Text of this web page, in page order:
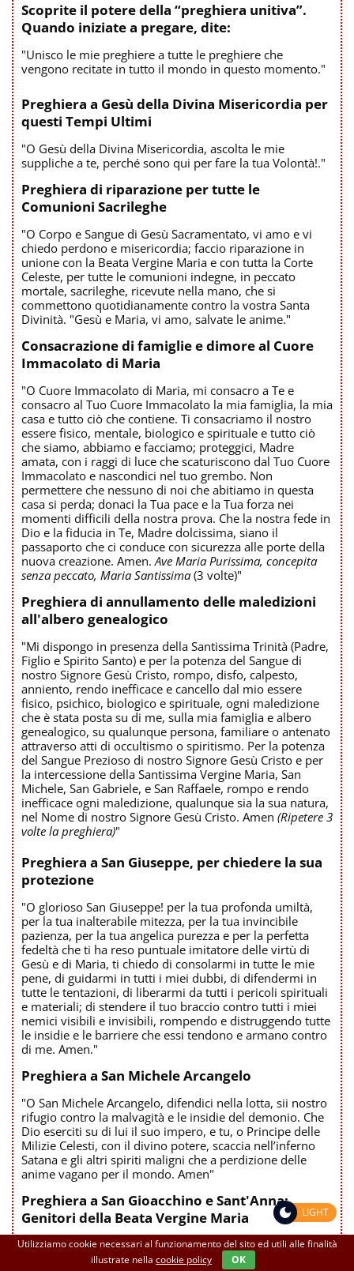
Scoprite il potere della “preghiera unitiva”.
Quando iniziate a pregare, dite:
"Unisco le mie preghiere a tutte le preghiere che
vengono recitate in tutto il mondo in questo momento."
Preghiera a Gesù della Divina Misericordia per
questi Tempi Ultimi
"O Gesù della Divina Misericordia, ascolta le mie
suppliche a te, perché sono qui per fare la tua Volontà!."
Preghiera di riparazione per tutte le
Comunioni Sacrileghe
"O Corpo e Sangue di Gesù Sacramentato, vi amo e vi
chiedo perdono e misericordia; faccio riparazione in
unione con la Beata Vergine Maria e con tutta la Corte
Celeste, per tutte le comunioni indegne, in peccato
mortale, sacrileghe, ricevute nella mano, che si
commettono quotidianamente contro la vostra Santa
Divinità. "Gesù e Maria, vi amo, salvate le anime."
Consacrazione di famiglie e dimore al Cuore
Immacolato di Maria
"O Cuore Immacolato di Maria, mi consacro a Te e
consacro al Tuo Cuore Immacolato la mia famiglia, la mia
casa e tutto ciò che contiene. Ti consacriamo il nostro
essere fisico, mentale, biologico e spirituale e tutto ciò
che siamo, abbiamo e facciamo; proteggici, Madre
amata, con i raggi di luce che scaturiscono dal Tuo Cuore
Immacolato e nascondici nel tuo grembo. Non
permettere che nessuno di noi che abitiamo in questa
casa si perda; donaci la Tua pace e la Tua forza nei
momenti difficili della nostra prova. Che la nostra fede in
Dio e la fiducia in Te, Madre dolcissima, siano il
passaporto che ci conduce con sicurezza alle porte della
nuova creazione. Amen.Ave Maria Purissima, concepita
senza peccato, Maria Santissima (3 volte)"
Preghiera di annullamento delle maledizioni
all'albero genealogico
"Mi dispongo in presenza della Santissima Trinità (Padre,
Figlio e Spirito Santo) e per la potenza del Sangue di
nostro Signore Gesù Cristo, rompo, disfo, calpesto,
anniento, rendo inefficace e cancello dal mio essere
fisico, psichico, biologico e spirituale, ogni maledizione
che è stata posta su di me, sulla mia famiglia e albero
genealogico, su qualunque persona, familiare o antenato
attraverso atti di occultismo o spiritismo. Per la potenza
del Sangue Prezioso di nostro Signore Gesù Cristo e per
la intercessione della Santissima Vergine Maria, San
Michele, San Gabriele, e San Raffaele, rompo e rendo
inefficace ogni maledizione, qualunque sia la sua natura,
nel Nome di nostro Signore Gesù Cristo. Amen (Ripetere 3
volte la preghiera)"
Preghiera a San Giuseppe, per chiedere la sua
protezione
"O glorioso San Giuseppe! per la tua profonda umiltà,
per la tua inalterabile mitezza, per la tua invincibile
pazienza, per la tua angelica purezza e per la perfetta
fedeltà che ti ha reso puntuale imitatore delle virtù di
Gesù e di Maria, ti chiedo di consolarmi in tutte le mie
pene, di guidarmi in tutti i miei dubbi, di difendermi in
tutte le tentazioni, di liberarmi da tutti i pericoli spirituali
e materiali; di stendere il tuo braccio contro tutti i miei
nemici visibili e invisibili, rompendo e distruggendo tutte
le insidie e le barriere che essi tendono e armano contro
di me. Amen."
Preghiera a San Michele Arcangelo
"O San Michele Arcangelo, difendici nella lotta, sii nostro
rifugio contro la malvagità e le insidie del demonio. Che
Dio eserciti su di lui il suo impero, e tu, o Principe delle
Milizie Celesti, con il divino potere, scaccia nell’inferno
Satana e gli altri spiriti maligni che a perdizione delle
anime vagano per il mondo. Amen"
Preghiera a San Gioacchino e Sant'Anna:
Genitori della Beata Vergine Maria
"O gloriosi San Gioacchino e Sant'Anna, genitori della
Beata Vergine Maria e nonni di nostro Signore Gesù
Utilizziamo cookie necessari al funzionamento del sito ed utili alle finalità
illustrate nella cookie policy OK
LIGHT